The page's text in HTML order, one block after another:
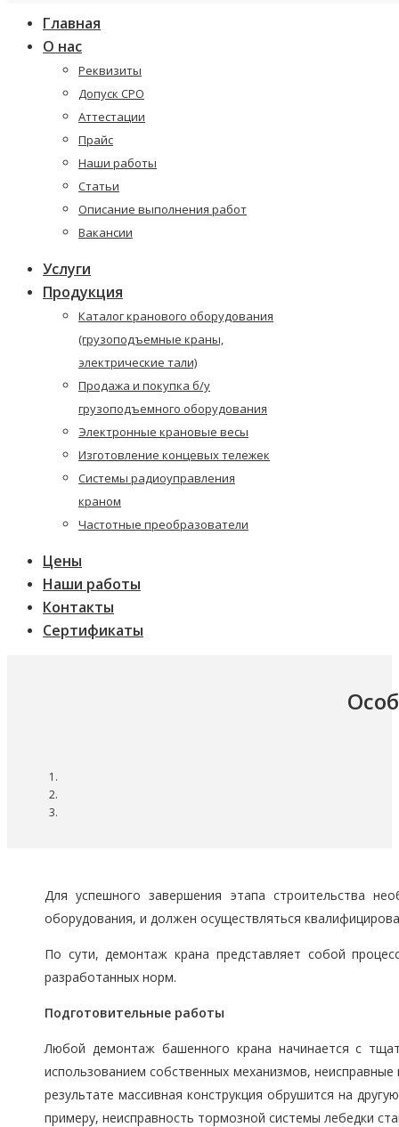
Главная
О нас
Реквизиты
Допуск СРО
Аттестации
Прайс
Наши работы
Статьи
Описание выполнения работ
Вакансии
Услуги
Продукция
Каталог кранового оборудования
(грузоподъемные краны,
электрические тали)
Продажа и покупка б/у
грузоподъемного оборудования
Электронные крановые весы
Изготовление концевых тележек
Системы радиоуправления
краном
Частотные преобразователи
Цены
Наши работы
Контакты
Сертификаты
Для успешного завершения этапа строительства
оборудования, и должен осуществляться
По сути, демонтаж крана представляет собой
разработанных норм.
Подготовительные работы
Любой демонтаж башенного крана начинается с
использованием собственных механизмов,
результате массивная конструкция обрушится на
примеру, неисправность тормозной системы лебедки